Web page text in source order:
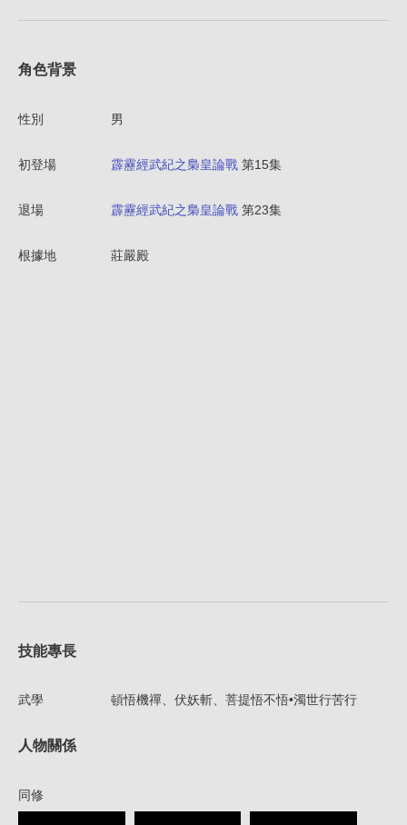
角色背景
性別 男
初登場 霹靂經武紀之梟皇論戰 第15集
退場 霹靂經武紀之梟皇論戰 第23集
根據地 莊嚴殿
技能專長
武學 頓悟機禪、伏妖斬、菩提悟不悟•濁世行苦行
人物關係
同修